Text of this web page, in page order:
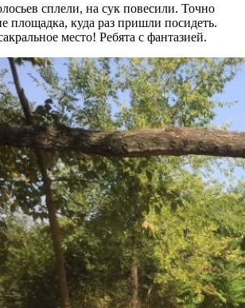
сплели, на сук повесили. Точно
площадка, куда раз пришли посидеть.
место! Ребята с фантазией.